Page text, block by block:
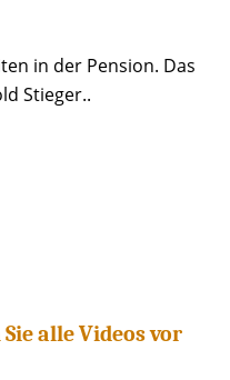
in der Pension. Das
Stieger..
alle Videos vor